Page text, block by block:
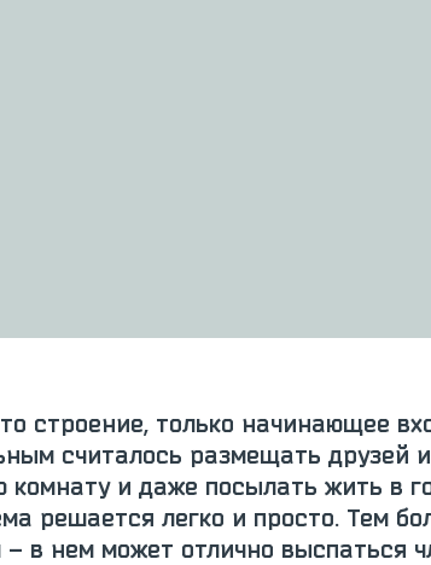
строение, только начинающее
считалось размещать друзей
комнату и даже посылать жить в
решается легко и просто. Тем
– в нем может отлично выспаться